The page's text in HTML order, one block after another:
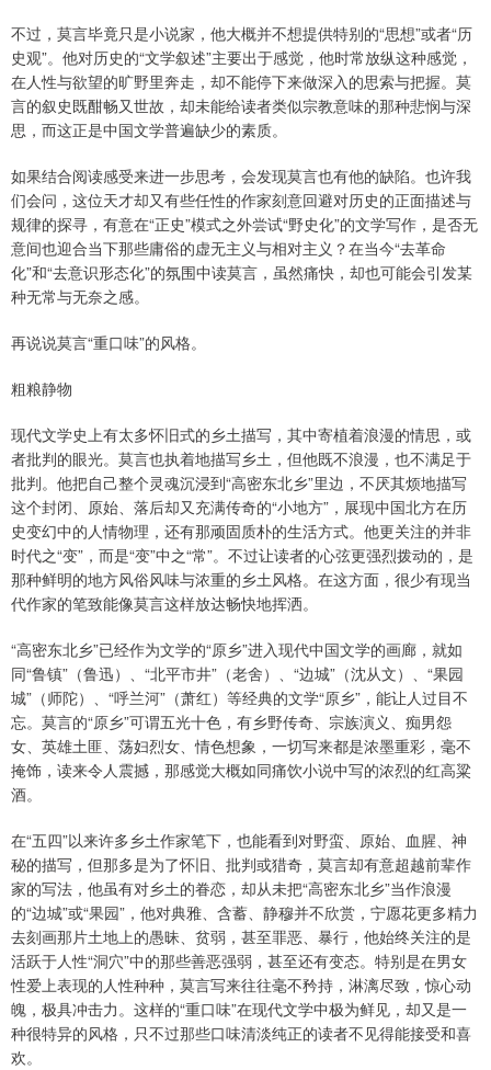
不过，莫言毕竟只是小说家，他大概并不想提供特别的“思想”或者“历
史观”。他对历史的“文学叙述”主要出于感觉，他时常放纵这种感觉，
在人性与欲望的旷野里奔走，却不能停下来做深入的思索与把握。莫
言的叙史既酣畅又世故，却未能给读者类似宗教意味的那种悲悯与深
思，而这正是中国文学普遍缺少的素质。
如果结合阅读感受来进一步思考，会发现莫言也有他的缺陷。也许我
们会问，这位天才却又有些任性的作家刻意回避对历史的正面描述与
规律的探寻，有意在“正史”模式之外尝试“野史化”的文学写作，是否无
意间也迎合当下那些庸俗的虚无主义与相对主义？在当今“去革命
化”和“去意识形态化”的氛围中读莫言，虽然痛快，却也可能会引发某
种无常与无奈之感。
再说说莫言“重口味”的风格。
粗粮静物
现代文学史上有太多怀旧式的乡土描写，其中寄植着浪漫的情思，或
者批判的眼光。莫言也执着地描写乡土，但他既不浪漫，也不满足于
批判。他把自己整个灵魂沉浸到“高密东北乡”里边，不厌其烦地描写
这个封闭、原始、落后却又充满传奇的“小地方”，展现中国北方在历
史变幻中的人情物理，还有那顽固质朴的生活方式。他更关注的并非
时代之“变”，而是“变”中之“常”。不过让读者的心弦更强烈拨动的，是
那种鲜明的地方风俗风味与浓重的乡土风格。在这方面，很少有现当
代作家的笔致能像莫言这样放达畅快地挥洒。
“高密东北乡”已经作为文学的“原乡”进入现代中国文学的画廊，就如
同“鲁镇”（鲁迅）、“北平市井”（老舍）、“边城”（沈从文）、“果园
城”（师陀）、“呼兰河”（萧红）等经典的文学“原乡”，能让人过目不
忘。莫言的“原乡”可谓五光十色，有乡野传奇、宗族演义、痴男怨
女、英雄土匪、荡妇烈女、情色想象，一切写来都是浓墨重彩，毫不
掩饰，读来令人震撼，那感觉大概如同痛饮小说中写的浓烈的红高粱
酒。
在“五四”以来许多乡土作家笔下，也能看到对野蛮、原始、血腥、神
秘的描写，但那多是为了怀旧、批判或猎奇，莫言却有意超越前辈作
家的写法，他虽有对乡土的眷恋，却从未把“高密东北乡”当作浪漫
的“边城”或“果园”，他对典雅、含蓄、静穆并不欣赏，宁愿花更多精力
去刻画那片土地上的愚昧、贫弱，甚至罪恶、暴行，他始终关注的是
活跃于人性“洞穴”中的那些善恶强弱，甚至还有变态。特别是在男女
性爱上表现的人性种种，莫言写来往往毫不矜持，淋漓尽致，惊心动
魄，极具冲击力。这样的“重口味”在现代文学中极为鲜见，却又是一
种很特异的风格，只不过那些口味清淡纯正的读者不见得能接受和喜
欢。